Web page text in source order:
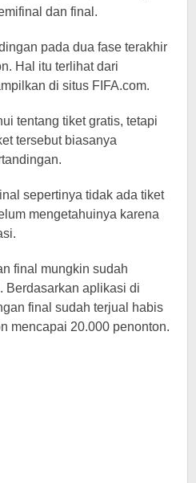
dan final.
pada dua fase terakhir
Hal itu terlihat dari
di situs FIFA.com.
tentang tiket gratis, tetapi
tersebut biasanya
sepertinya tidak ada tiket
mengetahuinya karena
final mungkin sudah
Berdasarkan aplikasi di
final sudah terjual habis
mencapai 20.000 penonton.